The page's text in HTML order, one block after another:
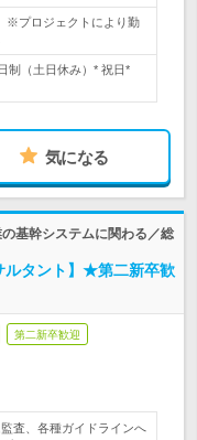
※プロジェクトにより勤
制（土日休み）* 祝日*
気になる
基幹システムに関わる／総
ルタント】★第二新卒歓
第二新卒歓迎
査、各種ガイドラインへ